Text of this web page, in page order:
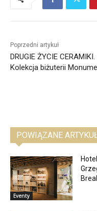
Poprzedni artykuł
DRUGIE ŻYCIE CERAMIKI.
Kolekcja biżuterii
POWIĄZANE
Eventy